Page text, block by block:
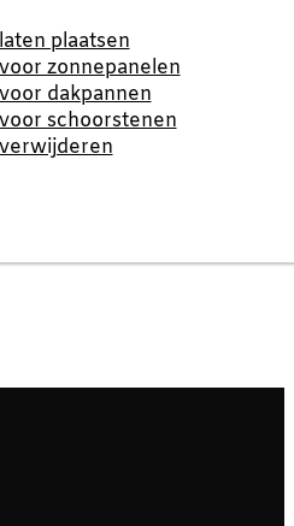
plaatsen
zonnepanelen
dakpannen
schoorstenen